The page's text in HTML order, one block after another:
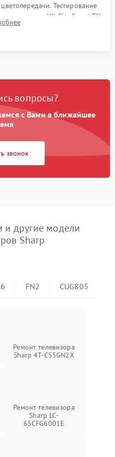
Тестирование
модуля Wi-Fi и Smart TV
нескольких часов.
вопросы?
с Вами в ближайшее
звонок
другие модели
Sharp
FN2 CUG805
Ремонт телевизора
Sharp 4T-C55GN2X
Ремонт телевизора
Sharp LC-
65CFG6001E